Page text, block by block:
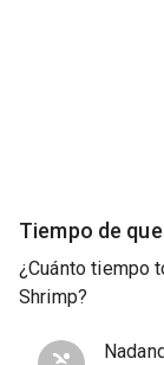
Tiempo de
¿Cuánto tiempo
Shrimp?